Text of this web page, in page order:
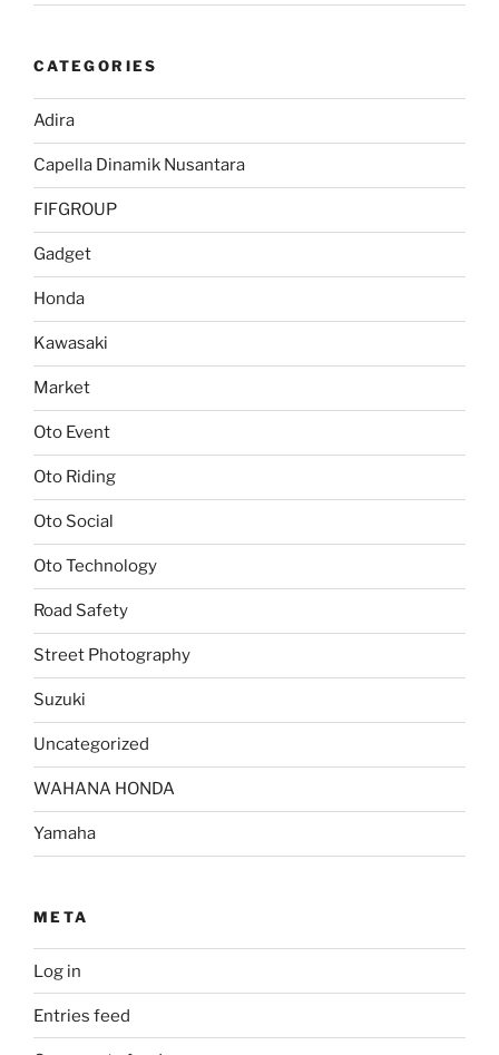
CATEGORIES
Adira
Capella Dinamik Nusantara
FIFGROUP
Gadget
Honda
Kawasaki
Market
Oto Event
Oto Riding
Oto Social
Oto Technology
Road Safety
Street Photography
Suzuki
Uncategorized
WAHANA HONDA
Yamaha
META
Log in
Entries feed